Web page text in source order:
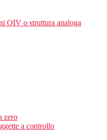
OIV o struttura analoga
zero
a controllo